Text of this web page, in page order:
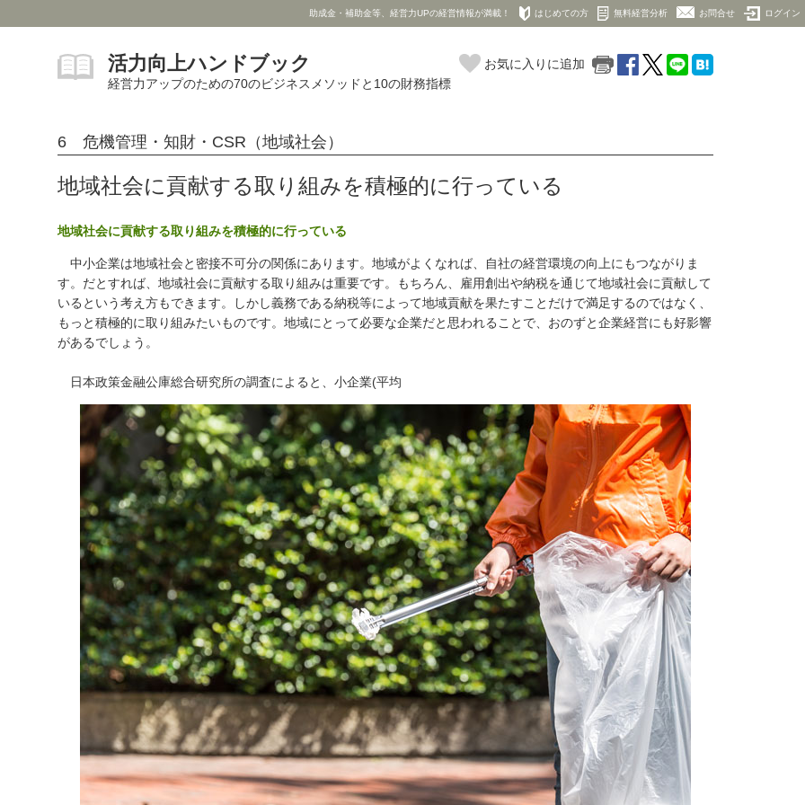
助成金・補助金等、経営力UPの経営情報が満載！ はじめての方 無料経営分析 お問合せ ログイン
活力向上ハンドブック
経営力アップのための70のビジネスメソッドと10の財務指標
お気に入りに追加
6 危機管理・知財・CSR（地域社会）
地域社会に貢献する取り組みを積極的に行っている
地域社会に貢献する取り組みを積極的に行っている
中小企業は地域社会と密接不可分の関係にあります。地域がよくなれば、自社の経営環境の向上にもつながりま
す。だとすれば、地域社会に貢献する取り組みは重要です。もちろん、雇用創出や納税を通じて地域社会に貢献して
いるという考え方もできます。しかし義務である納税等によって地域貢献を果たすことだけで満足するのではなく、
もっと積極的に取り組みたいものです。地域にとって必要な企業だと思われることで、おのずと企業経営にも好影響
があるでしょう。
日本政策金融公庫総合研究所の調査によると、小企業(平均